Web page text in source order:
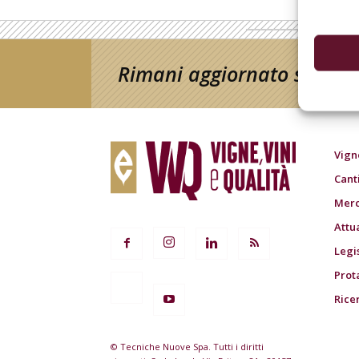
Rimani aggiornato sul
© Tecniche Nuove Spa. Tutti i diritti